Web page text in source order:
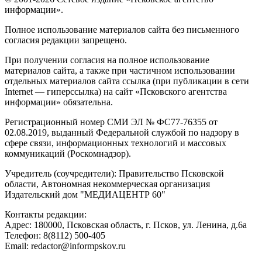
информации».
Полное использование материалов сайта без письменного
согласия редакции запрещено.
При получении согласия на полное использование
материалов сайта, а также при частичном использовании
отдельных материалов сайта ссылка (при публикации в сети
Internet — гиперссылка) на сайт «Псковского агентства
информации» обязательна.
Регистрационный номер СМИ ЭЛ № ФС77-76355 от
02.08.2019, выданный Федеральной службой по надзору в
сфере связи, информационных технологий и массовых
коммуникаций (Роскомнадзор).
Учредитель (соучредители): Правительство Псковской
области, Автономная некоммерческая организация
Издательский дом "МЕДИАЦЕНТР 60"
Контакты редакции:
Адреc: 180000, Псковская область, г. Псков, ул. Ленина, д.6а
Телефон: 8(8112) 500-405
Email: redactor@informpskov.ru